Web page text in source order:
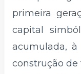
primeira
capital
acumulada,
construção de